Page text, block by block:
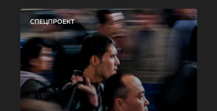
СПЕЦПРОЕКТ